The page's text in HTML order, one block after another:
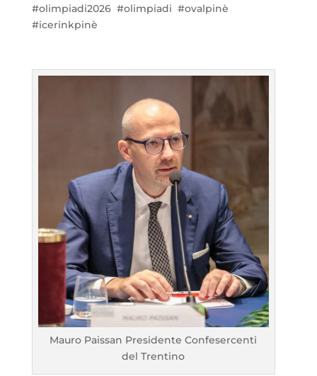
#olimpiadi2026 #olimpiadi #ovalpinè
#icerinkpinè
Mauro Paissan Presidente Confesercenti
del Trentino